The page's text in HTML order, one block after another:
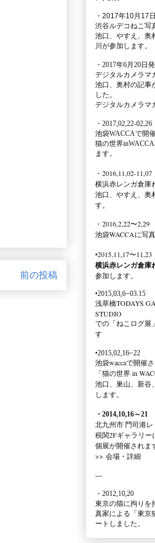
前の投稿
・2017年10月17
渋谷ルデコねこ写
池口、やすえ、奥
川が参加します。
・2017年6月20日
デジタルカメラマ
池口、奥村の記事
した。
デジタルカメラマ
・2017,02,22-02,26
池袋WACCAで開
猫の世界
ます。
・2016,11,02-11,07
横浜赤レンガ倉庫
池口、やすえ、奥
す。
・2016,2,22〜2,29
池袋WACCAに写
•2015,11,17〜11,23
横浜赤レンガ倉庫
参加します。
•2015,03,6~03.15
浅草橋TODAYS
STUDIO
での 「ねこログ展
す
•2015,02,16~22
池袋waccaで開催
「猫の世界 in
池口、巣山、新谷
します。
・2014,10,16～21
北九州市 門司港
税関2Fギャラリー
個展が開催されま
>> 会場・詳細
---
・2012,10,20
東京の猫に拘りを
真家による 「東
ートしました。